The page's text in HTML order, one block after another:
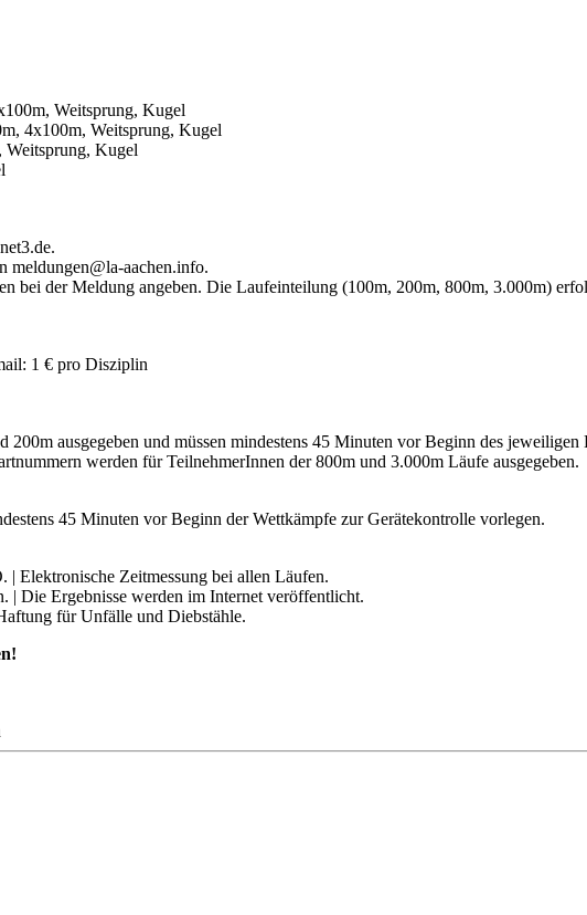
Weitsprung, Kugel
4x100m, Weitsprung, Kugel
Weitsprung, Kugel
meldungen@la-aachen.info.
bei der Meldung angeben. Die Laufeinteilung (100m, 200m, 800m, 3.000m)
1 € pro Disziplin
200m ausgegeben und müssen mindestens 45 Minuten vor Beginn des
werden für TeilnehmerInnen der 800m und 3.000m Läufe ausgegeben.
45 Minuten vor Beginn der Wettkämpfe zur Gerätekontrolle vorlegen.
| Elektronische Zeitmessung bei allen Läufen.
| Die Ergebnisse werden im Internet veröffentlicht.
für Unfälle und Diebstähle.